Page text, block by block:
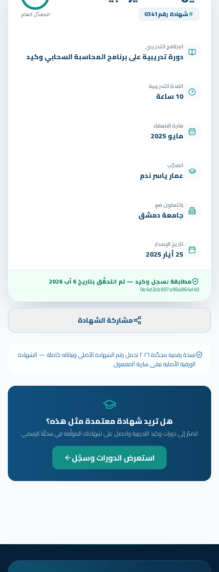
الوظائف
شهادة رقم0341 المعدّل العام
البرنامج التدريبي
دورة تدريبية على برنامج المحاسبة السحابي وكيد
المدة التدريبية
10 ساعة
فترة الانعقاد
مايو 2025
المدرّب
عمار ياسر ندم
بالتعاون مع
جامعة دمشق
تاريخ الإصدار
25 أيار 2025
مطابقة لسجل وكيد — تم التحقّق بتاريخ6 آب 2026
0e4d2cb907a96a864d40
مشاركة الشهادة
نسخة رقمية مجدَّدة ٢٠٢٦ تحمل رقم الشهادة الأصلي وبياناته كاملة — الشهادة
الورقية الأصلية تبقى سارية المفعول.
هل تريد شهادة معتمدة مثل هذه؟
انضمّ إلى دورات وكيد التدريبية واحصل على شهادتك الموثّقة في سجلّنا الرسمي
استعرض الدورات وسجّل